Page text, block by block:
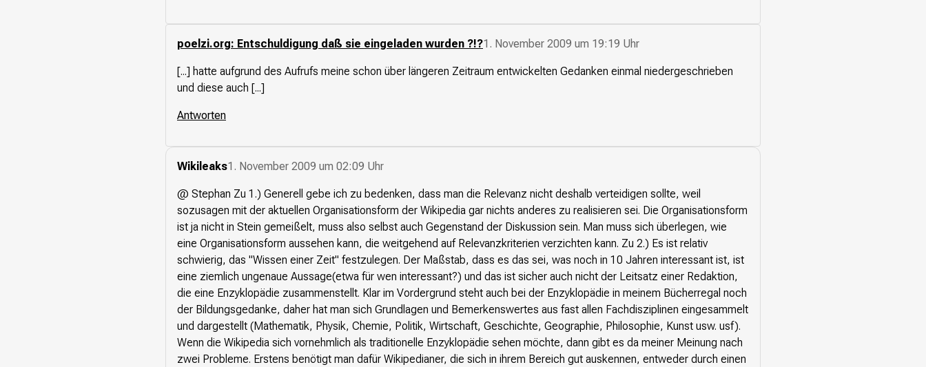
poelzi.org: Entschuldigung daß sie eingeladen wurden ?!?1. November 2009 um 19:19 Uhr
[...] hatte aufgrund des Aufrufs meine schon über längeren Zeitraum entwickelten Gedanken einmal niedergeschrieben
und diese auch [...]
Antworten
Wikileaks1. November 2009 um 02:09 Uhr
@ Stephan Zu 1.) Generell gebe ich zu bedenken, dass man die Relevanz nicht deshalb verteidigen sollte, weil
sozusagen mit der aktuellen Organisationsform der Wikipedia gar nichts anderes zu realisieren sei. Die Organisationsform
ist ja nicht in Stein gemeißelt, muss also selbst auch Gegenstand der Diskussion sein. Man muss sich überlegen, wie
eine Organisationsform aussehen kann, die weitgehend auf Relevanzkriterien verzichten kann. Zu 2.) Es ist relativ
schwierig, das "Wissen einer Zeit" festzulegen. Der Maßstab, dass es das sei, was noch in 10 Jahren interessant ist, ist
eine ziemlich ungenaue Aussage(etwa für wen interessant?) und das ist sicher auch nicht der Leitsatz einer Redaktion,
die eine Enzyklopädie zusammenstellt. Klar im Vordergrund steht auch bei der Enzyklopädie in meinem Bücherregal noch
der Bildungsgedanke, daher hat man sich Grundlagen und Bemerkenswertes aus fast allen Fachdisziplinen eingesammelt
und dargestellt (Mathematik, Physik, Chemie, Politik, Wirtschaft, Geschichte, Geographie, Philosophie, Kunst usw. usf).
Wenn die Wikipedia sich vornehmlich als traditionelle Enzyklopädie sehen möchte, dann gibt es da meiner Meinung nach
zwei Probleme. Erstens benötigt man dafür Wikipedianer, die sich in ihrem Bereich gut auskennen, entweder durch einen